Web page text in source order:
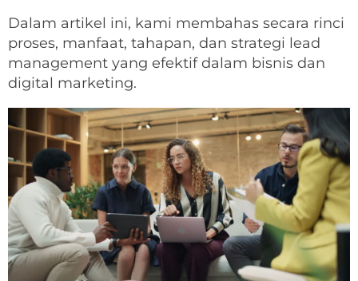
Dalam artikel ini, kami membahas secara rinci
proses, manfaat, tahapan, dan strategi lead
management yang efektif dalam bisnis dan
digital marketing.